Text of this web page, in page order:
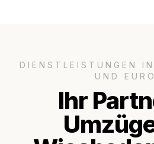
DIENSTLEISTUNGEN
UND
Ihr